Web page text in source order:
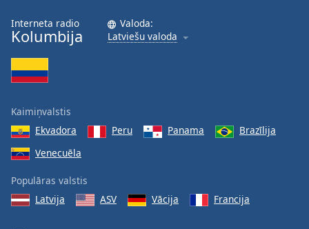
Interneta radio
Kolumbija
Valoda:
Latviešu valoda
Kaimiņvalstis
Ekvadora
Peru Panama
Brazīlija
Venecuēla
Populāras valstis
Latvija
ASV Vācija Francija